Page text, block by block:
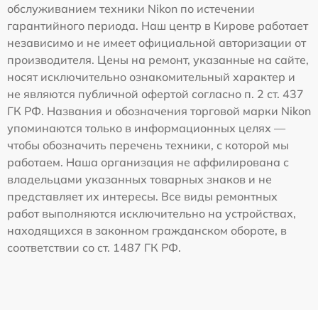
обслуживанием техники Nikon по истечении
гарантийного периода. Наш центр в Кирове работает
независимо и не имеет официальной авторизации от
производителя. Цены на ремонт, указанные на сайте,
носят исключительно ознакомительный характер и
не являются публичной офертой согласно п. 2 ст. 437
ГК РФ. Названия и обозначения торговой марки Nikon
упоминаются только в информационных целях —
чтобы обозначить перечень техники, с которой мы
работаем. Наша организация не аффилирована с
владельцами указанных товарных знаков и не
представляет их интересы. Все виды ремонтных
работ выполняются исключительно на устройствах,
находящихся в законном гражданском обороте, в
соответствии со ст. 1487 ГК РФ.